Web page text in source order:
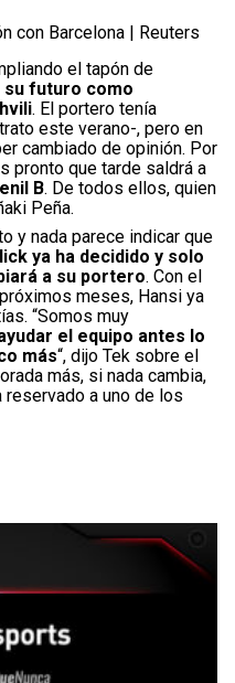
con Barcelona | Reuters
el tapón de
su futuro como
. El portero tenía
este verano-, pero en
cambiado de opinión. Por
pronto que tarde saldrá a
B. De todos ellos, quien
Peña.
y nada parece indicar que
ya ha decidido y solo
a su portero. Con el
meses, Hansi ya
“Somos muy
el equipo antes lo
más“, dijo Tek sobre el
más, si nada cambia,
a uno de los